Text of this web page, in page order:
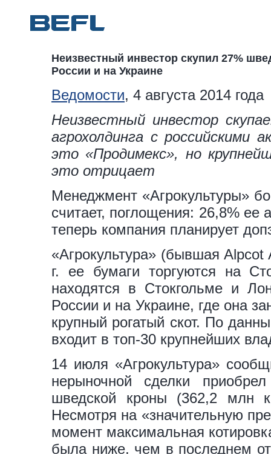
Неизвестный инвестор скупил 27%
России и на Украине
Ведомости, 4 августа 2014 года
Неизвестный инвестор
агрохолдинга с российскими
это «Продимекс», но
это отрицает
Менеджмент «Агрокультуры»
считает, поглощения: 26,8% ее
теперь компания планирует
«Агрокультура» (бывшая
г. ее бумаги торгуются на
находятся в Стокгольме и
России и на Украине, где она
крупный рогатый скот. По
входит в топ-30 крупнейших
14 июля «Агрокультура»
нерыночной сделки
шведской кроны (362,2 млн
Несмотря на «значительную
момент максимальная
была ниже, чем в последнем